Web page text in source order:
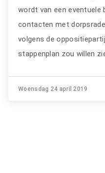
wordt van een eventuele
contacten met
volgens de
stappenplan zou willen
Woensdag 24 april 2019